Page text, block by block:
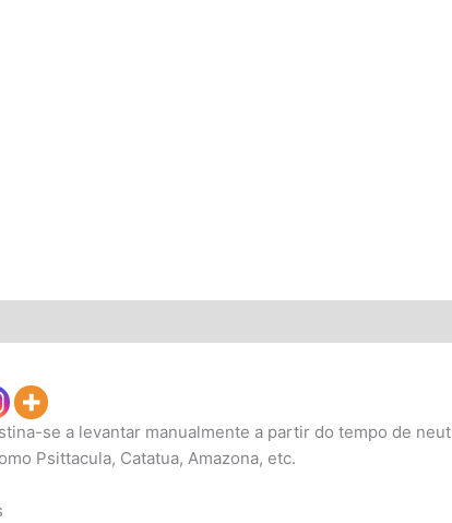
se a levantar manualmente a partir do tempo de
Psittacula, Catatua, Amazona, etc.